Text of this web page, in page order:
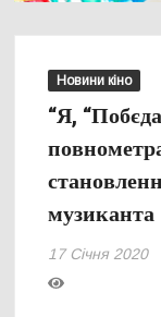
Новини кіно
“Я,
музиканта
17 Січня 2020